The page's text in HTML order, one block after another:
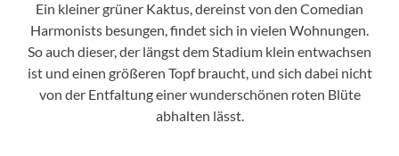
Ein kleiner grüner Kaktus, dereinst von den Comedian
Harmonists besungen, findet sich in vielen Wohnungen.
So auch dieser, der längst dem Stadium klein entwachsen
ist und einen größeren Topf braucht, und sich dabei nicht
von der Entfaltung einer wunderschönen roten Blüte
abhalten lässt.